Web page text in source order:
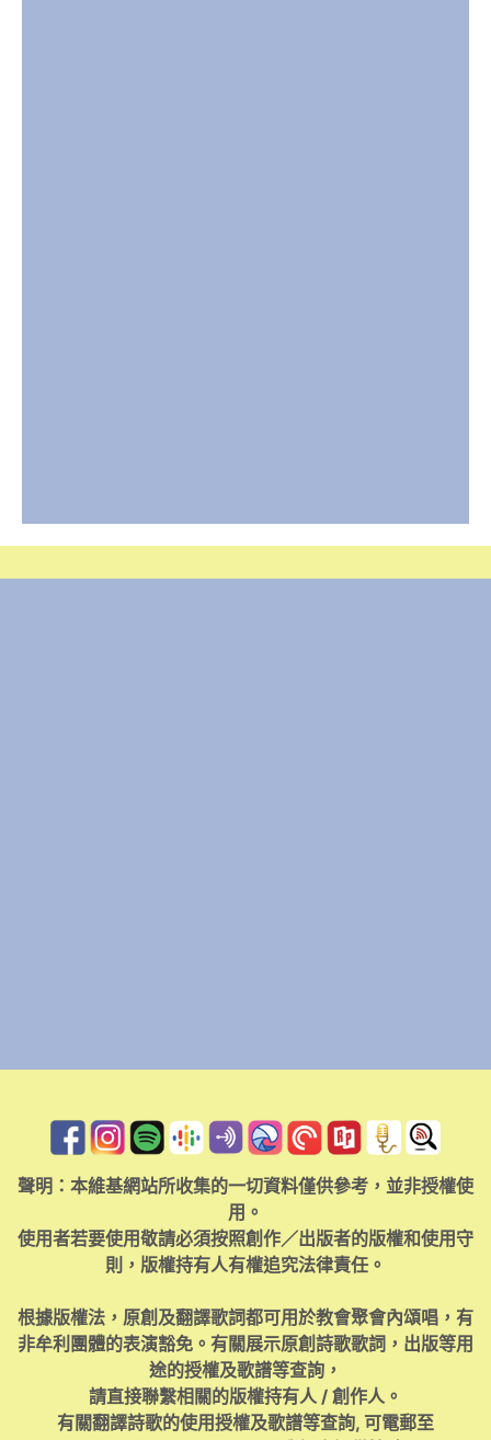
聲明：本維基網站所收集的一切資料僅供參考，並非授權使
用。
使用者若要使用敬請必須按照創作／出版者的版權和使用守
則，版權持有人有權追究法律責任。
根據版權法，原創及翻譯歌詞都可用於教會聚會內頌唱，有
非牟利團體的表演豁免。有關展示原創詩歌歌詞，出版等用
途的授權及歌譜等查詢，
請直接聯繫相關的版權持有人 / 創作人。
有關翻譯詩歌的使用授權及歌譜等查詢, 可電郵至